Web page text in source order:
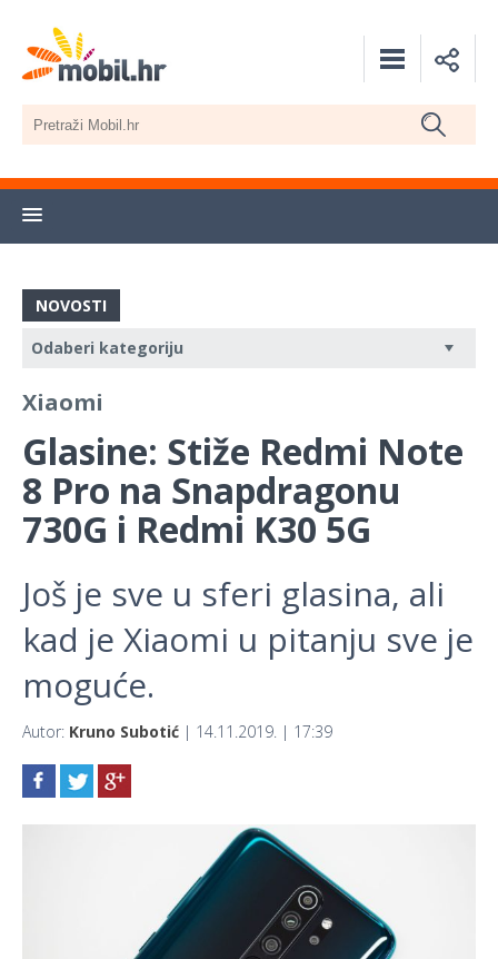
NOVOSTI
Xiaomi
Glasine: Stiže Redmi Note
8 Pro na Snapdragonu
730G i Redmi K30 5G
Još je sve u sferi glasina, ali
kad je Xiaomi u pitanju sve je
moguće.
Autor: Kruno Subotić | 14.11.2019. | 17:39